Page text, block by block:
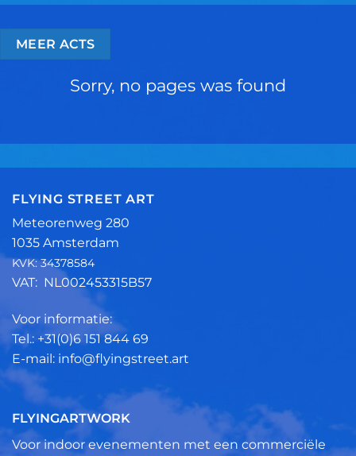
MEER ACTS
Sorry, no pages was found
FLYING STREET ART
Meteorenweg 280
1035 Amsterdam
KVK: 34378584
VAT: NL002453315B57
Voor informatie:
Tel.: +31(0)6 151 844 69
E-mail: info@flyingstreet.art
FLYINGARTWORK
Voor indoor evenementen met een commerciële